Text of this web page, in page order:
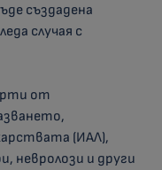
създадена
случая с
от
(ИАЛ),
невролози и други